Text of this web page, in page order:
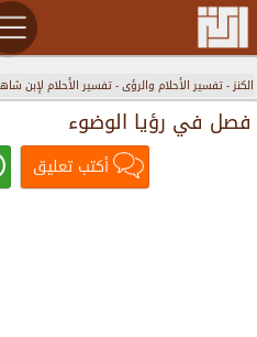
الكنز-تفسير الأحلام والرؤى-تفسير الأحلام لإبن
فصل في رؤيا الوضوء
أكتب تعليق